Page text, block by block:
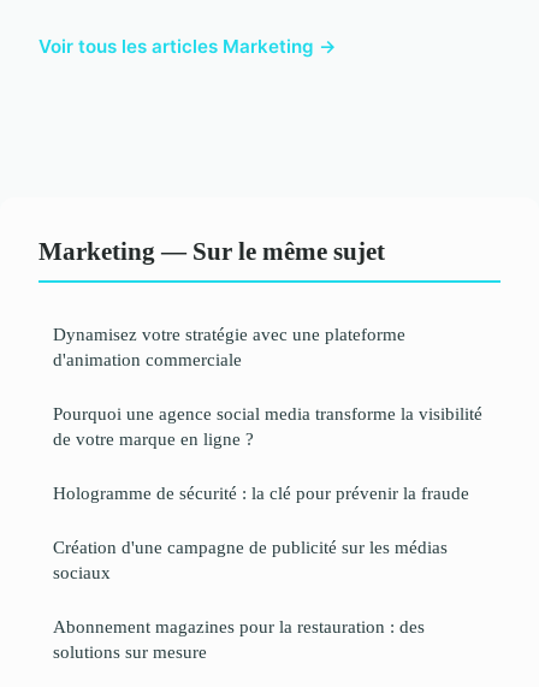
Voir tous les articles Marketing →
Marketing — Sur le même sujet
Dynamisez votre stratégie avec une plateforme
d'animation commerciale
Pourquoi une agence social media transforme la visibilité
de votre marque en ligne ?
Hologramme de sécurité : la clé pour prévenir la fraude
Création d'une campagne de publicité sur les médias
sociaux
Abonnement magazines pour la restauration : des
solutions sur mesure